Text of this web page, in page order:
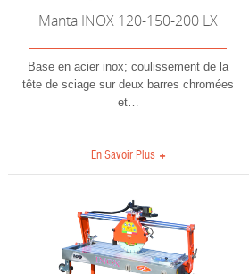
Manta INOX 120-150-200 LX
Base en acier inox; coulissement de la
tête de sciage sur deux barres chromées
et…
En Savoir Plus